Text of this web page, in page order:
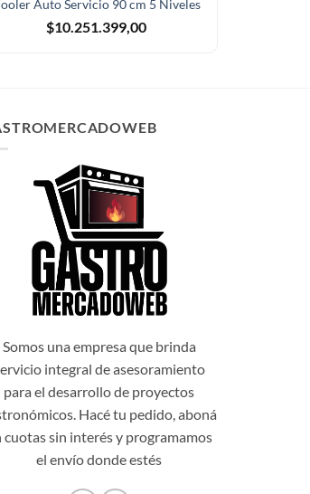
Auto Servicio 90 cm 5 Niveles
$10.251.399,00
Somos una empresa que brinda
integral de asesoramiento
para el desarrollo de proyectos
Hacé tu pedido, aboná
cuotas sin interés y programamos
el envío donde estés